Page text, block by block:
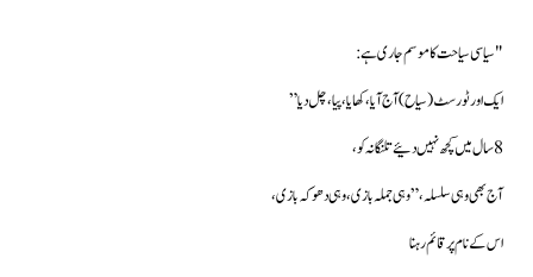
"سیاسی سیاحت کا موسم جاری ہے:
ایک اور ٹورسٹ(سیاح) آج آیا، کھایا،پیا،چل دیا”
8 سال میں کچھ نہیں دئیے تلنگانہ کو،
آج بھی وہی سلسلہ،”وہی جملہ بازی،وہی دھوکہ بازی،
اس کے نام پر قائم رہنا